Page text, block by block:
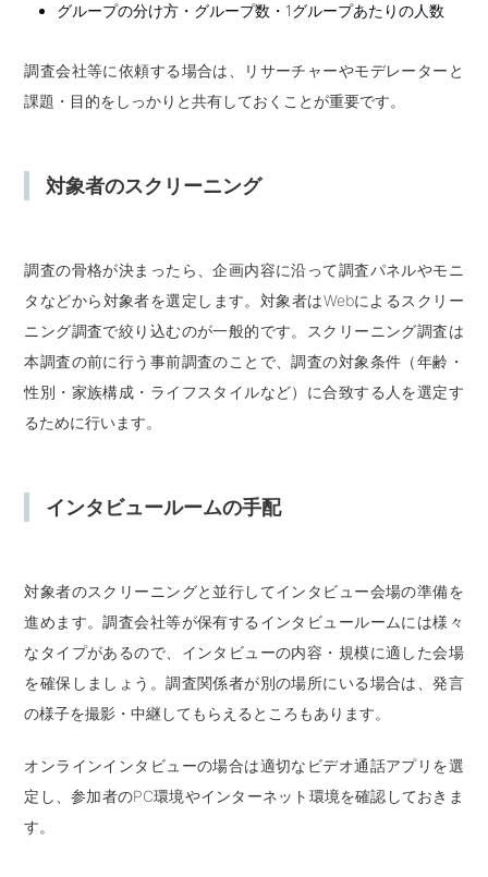
グループの分け方・グループ数・1グループあたりの人数
調査会社等に依頼する場合は、リサーチャーやモデレーターと
課題・目的をしっかりと共有しておくことが重要です。
対象者のスクリーニング
調査の骨格が決まったら、企画内容に沿って調査パネルやモニ
タなどから対象者を選定します。対象者はWebによるスクリー
ニング調査で絞り込むのが一般的です。スクリーニング調査は
本調査の前に行う事前調査のことで、調査の対象条件（年齢・
性別・家族構成・ライフスタイルなど）に合致する人を選定す
るために行います。
インタビュールームの手配
対象者のスクリーニングと並行してインタビュー会場の準備を
進めます。調査会社等が保有するインタビュールームには様々
なタイプがあるので、インタビューの内容・規模に適した会場
を確保しましょう。調査関係者が別の場所にいる場合は、発言
の様子を撮影・中継してもらえるところもあります。
オンラインインタビューの場合は適切なビデオ通話アプリを選
定し、参加者のPC環境やインターネット環境を確認しておきま
す。